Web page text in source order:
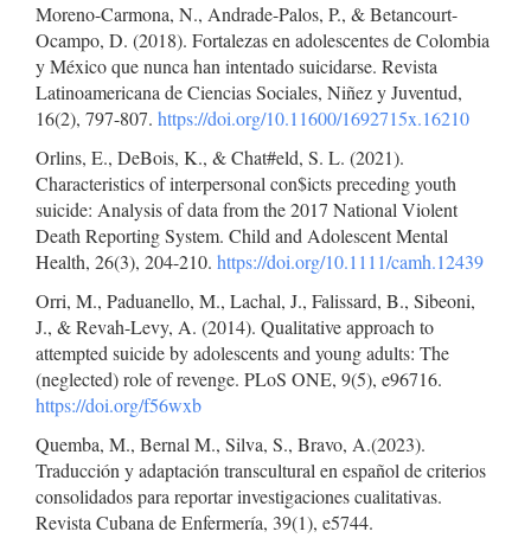
Moreno-Carmona, N., Andrade-Palos, P., & Betancourt-
Ocampo, D. (2018). Fortalezas en adolescentes de Colombia
y México que nunca han intentado suicidarse. Revista
Latinoamericana de Ciencias Sociales, Niñez y Juventud,
16(2), 797-807. https://doi.org/10.11600/1692715x.16210
Orlins, E., DeBois, K., & Chat#eld, S. L. (2021).
Characteristics of interpersonal con$icts preceding youth
suicide: Analysis of data from the 2017 National Violent
Death Reporting System. Child and Adolescent Mental
Health, 26(3), 204-210. https://doi.org/10.1111/camh.12439
Orri, M., Paduanello, M., Lachal, J., Falissard, B., Sibeoni,
J., & Revah-Levy, A. (2014). Qualitative approach to
attempted suicide by adolescents and young adults: The
(neglected) role of revenge. PLoS ONE, 9(5), e96716.
https://doi.org/f56wxb
Quemba, M., Bernal M., Silva, S., Bravo, A.(2023).
Traducción y adaptación transcultural en español de criterios
consolidados para reportar investigaciones cualitativas.
Revista Cubana de Enfermería, 39(1), e5744.